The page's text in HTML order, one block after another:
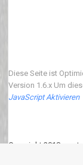
Diese Seite ist
Version 1.6.x Um
JavaScript Aktivieren
Copyright 2018